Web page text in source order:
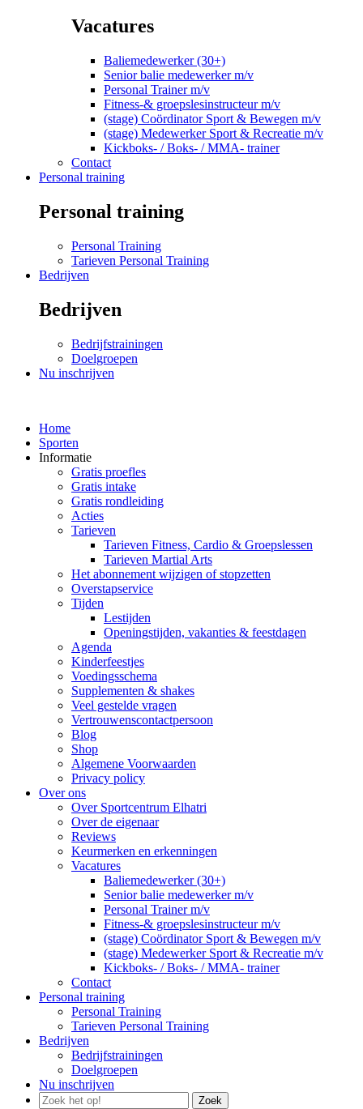
Vacatures
Baliemedewerker (30+)
Senior balie medewerker m/v
Personal Trainer m/v
Fitness-& groepslesinstructeur m/v
(stage) Coördinator Sport & Bewegen m/v
(stage) Medewerker Sport & Recreatie m/v
Kickboks- / Boks- / MMA- trainer
Contact
Personal training
Personal training
Personal Training
Tarieven Personal Training
Bedrijven
Bedrijven
Bedrijfstrainingen
Doelgroepen
Nu inschrijven
Home
Sporten
Informatie
Gratis proefles
Gratis intake
Gratis rondleiding
Acties
Tarieven
Tarieven Fitness, Cardio & Groepslessen
Tarieven Martial Arts
Het abonnement wijzigen of stopzetten
Overstapservice
Tijden
Lestijden
Openingstijden, vakanties & feestdagen
Agenda
Kinderfeestjes
Voedingsschema
Supplementen & shakes
Veel gestelde vragen
Vertrouwenscontactpersoon
Blog
Shop
Algemene Voorwaarden
Privacy policy
Over ons
Over Sportcentrum Elhatri
Over de eigenaar
Reviews
Keurmerken en erkenningen
Vacatures
Baliemedewerker (30+)
Senior balie medewerker m/v
Personal Trainer m/v
Fitness-& groepslesinstructeur m/v
(stage) Coördinator Sport & Bewegen m/v
(stage) Medewerker Sport & Recreatie m/v
Kickboks- / Boks- / MMA- trainer
Contact
Personal training
Personal Training
Tarieven Personal Training
Bedrijven
Bedrijfstrainingen
Doelgroepen
Nu inschrijven
Zoek